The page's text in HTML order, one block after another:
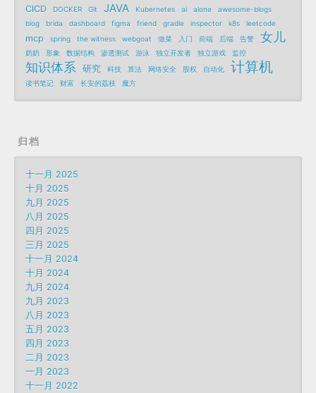
CICD DOCKER Git JAVA Kubernetes ai alone
awesome-blogs
blog
brida dashboard figma friend gradle inspector k8s leetcode
mcp spring the witness webgoat 做菜 入门 前端 后端 告警 女儿
奶奶 形象 数据结构 渗透测试 游泳 独立开发者 独立游戏 监控
知识体系 研究 科技 算法 网络安全 股权 自动化 计算机
读书笔记 财富 长安的荔枝 魔方
归档
十一月 2025
十月 2025
九月 2025
八月 2025
四月 2025
三月 2025
十一月 2024
十月 2024
九月 2024
九月 2023
八月 2023
五月 2023
四月 2023
二月 2023
一月 2023
十一月 2022